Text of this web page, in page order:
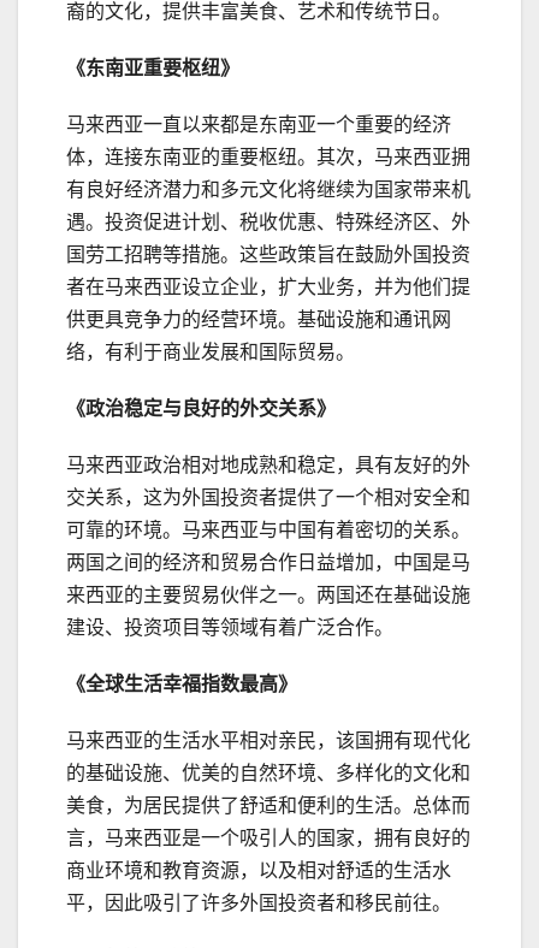
裔的文化，提供丰富美食、艺术和传统节日。
《东南亚重要枢纽》
马来西亚一直以来都是东南亚一个重要的经济
体，连接东南亚的重要枢纽。其次，马来西亚拥
有良好经济潜力和多元文化将继续为国家带来机
遇。投资促进计划、税收优惠、特殊经济区、外
国劳工招聘等措施。这些政策旨在鼓励外国投资
者在马来西亚设立企业，扩大业务，并为他们提
供更具竞争力的经营环境。基础设施和通讯网
络，有利于商业发展和国际贸易。
《政治稳定与良好的外交关系》
马来西亚政治相对地成熟和稳定，具有友好的外
交关系，这为外国投资者提供了一个相对安全和
可靠的环境。马来西亚与中国有着密切的关系。
两国之间的经济和贸易合作日益增加，中国是马
来西亚的主要贸易伙伴之一。两国还在基础设施
建设、投资项目等领域有着广泛合作。
《全球生活幸福指数最高》
马来西亚的生活水平相对亲民，该国拥有现代化
的基础设施、优美的自然环境、多样化的文化和
美食，为居民提供了舒适和便利的生活。总体而
言，马来西亚是一个吸引人的国家，拥有良好的
商业环境和教育资源，以及相对舒适的生活水
平，因此吸引了许多外国投资者和移民前往。